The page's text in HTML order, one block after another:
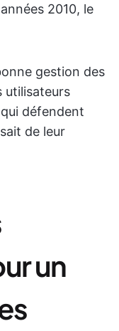
2010, le
gestion des
utilisateurs
défendent
de leur
un